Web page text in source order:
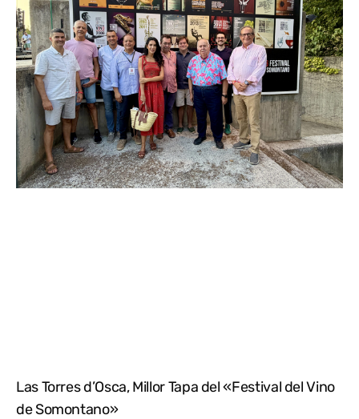
Las Torres d’Osca, Millor Tapa del «Festival del Vino
de Somontano»